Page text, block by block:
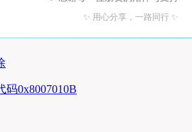
✨ 用心分享，一路同行 ✨
码0x8007010B